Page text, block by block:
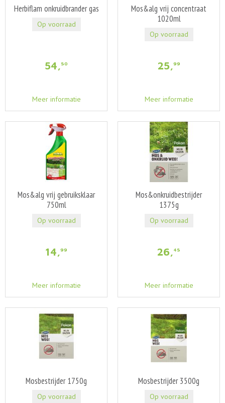
Herbiflam onkruidbrander gas
54,50
Meer informatie
Op voorraad
Mos&alg vrij concentraat
1020ml
25,99
Meer informatie
Op voorraad
Mos&alg vrij gebruiksklaar
750ml
14,99
Meer informatie
Op voorraad
Mos&onkruidbestrijder
1375g
26,45
Meer informatie
Op voorraad
Mosbestrijder 1750g
Op voorraad
Mosbestrijder 3500g
Op voorraad